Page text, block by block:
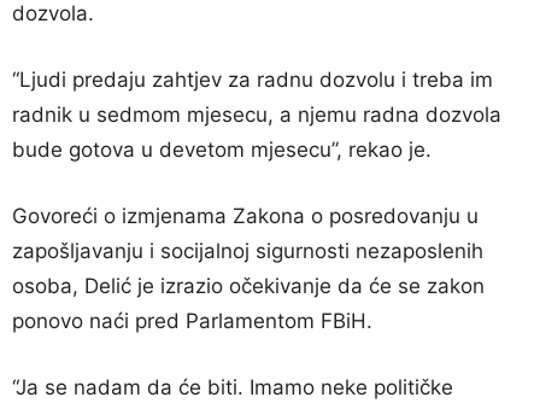
dozvola.
“Ljudi predaju zahtjev za radnu dozvolu i treba im
radnik u sedmom mjesecu, a njemu radna dozvola
bude gotova u devetom mjesecu”, rekao je.
Govoreći o izmjenama Zakona o posredovanju u
zapošljavanju i socijalnoj sigurnosti nezaposlenih
osoba, Delić je izrazio očekivanje da će se zakon
ponovo naći pred Parlamentom FBiH.
“Ja se nadam da će biti. Imamo neke političke